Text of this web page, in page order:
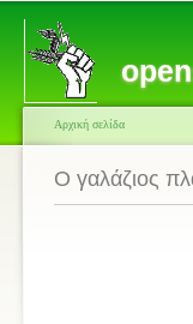
Αρχική σελίδα
Ο γαλάζιος